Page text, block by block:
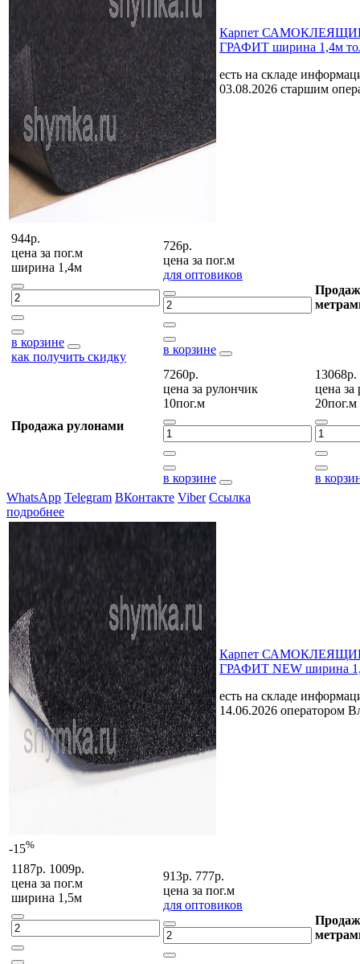
Карпет
ГРАФИТ ширина 1,4м
есть на складе
03.08.2026 старшим
944р.
цена за пог.м
ширина 1,4м
в корзине
как получить скидку
726р.
цена за пог.м
для оптовиков
в корзине
Продажа рулонами
7260р.
цена за рулончик
10пог.м
в корзине
13068р.
цена за
20пог.м
в
WhatsApp Telegram ВКонтакте Viber Ссылка
подробнее
-15%
Карпет
ГРАФИТ NEW ширина
есть на складе
14.06.2026 оператором
1187р. 1009р.
цена за пог.м
ширина 1,5м
913р. 777р.
цена за пог.м
для оптовиков